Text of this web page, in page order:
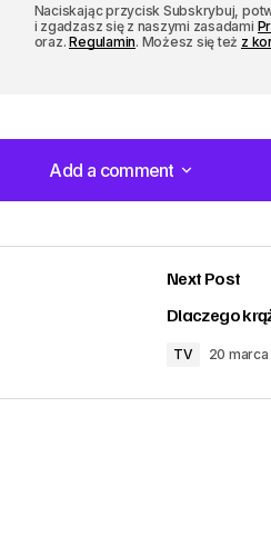
Naciskając przycisk Subskrybuj,
i zgadzasz się z naszymi zasadami
oraz.Regulamin. Możesz się też z
Add a comment
Add a comment
Next Post
Dlaczego
TV 20